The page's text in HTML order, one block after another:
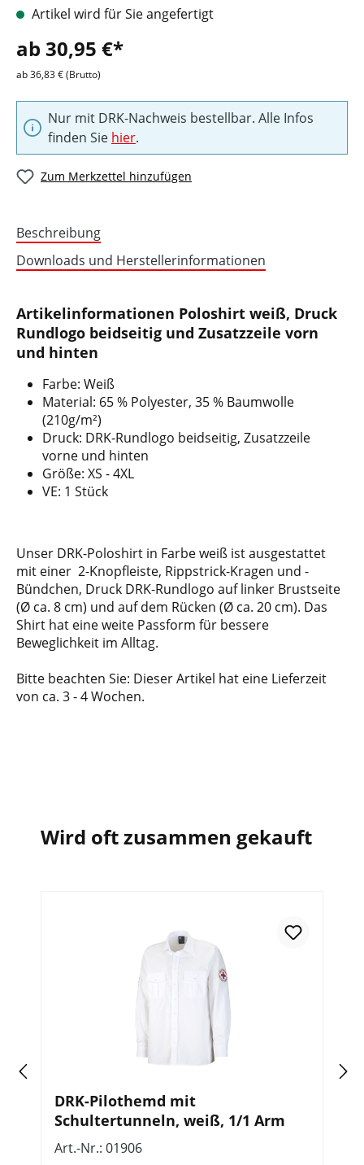
Artikel wird für Sie angefertigt
ab 30,95 €*
ab 36,83 € (Brutto)
Nur mit DRK-Nachweis bestellbar. Alle Infos
finden Sie hier.
Zum Merkzettel hinzufügen
Beschreibung
Downloads und Herstellerinformationen
Artikelinformationen Poloshirt weiß, Druck
Rundlogo beidseitig und Zusatzzeile vorn
und hinten
Farbe: Weiß
Material: 65 % Polyester, 35 % Baumwolle
(210g/m²)
Druck: DRK-Rundlogo beidseitig, Zusatzzeile
vorne und hinten
Größe: XS - 4XL
VE: 1 Stück
Unser DRK-Poloshirt in Farbe weiß ist ausgestattet
mit einer 2-Knopfleiste, Rippstrick-Kragen und -
Bündchen, Druck DRK-Rundlogo auf linker Brustseite
(Ø ca. 8 cm) und auf dem Rücken (Ø ca. 20 cm). Das
Shirt hat eine weite Passform für bessere
Beweglichkeit im Alltag.
Bitte beachten Sie: Dieser Artikel hat eine Lieferzeit
von ca. 3 - 4 Wochen.
Wird oft zusammen gekauft
DRK-Pilothemd mit
Schultertunneln, weiß, 1/1 Arm
Art.-Nr.: 01906